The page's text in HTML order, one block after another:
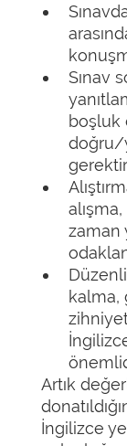
Sınav
boşluk
doğru/
zaman
kalma,
Artık
İngilizce